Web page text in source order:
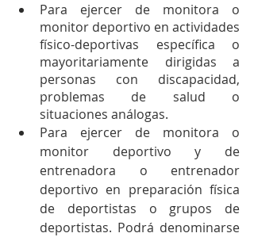
Para ejercer de monitora o
monitor deportivo en actividades
físico-deportivas específica o
mayoritariamente dirigidas a
personas con discapacidad,
problemas de salud o
situaciones análogas.
Para ejercer de monitora o
monitor deportivo y de
entrenadora o entrenador
deportivo en preparación física
de deportistas o grupos de